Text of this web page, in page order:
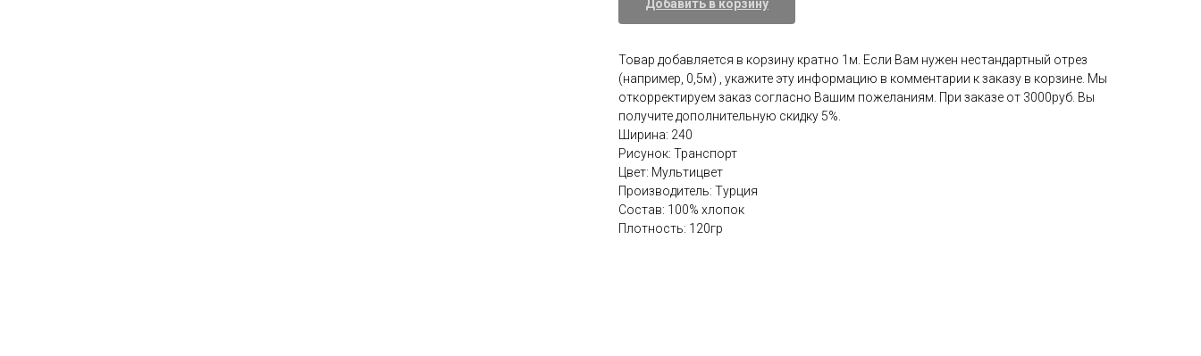
Добавить в корзину
Товар добавляется в корзину кратно 1м. Если Вам нужен нестандартный отрез
(например, 0,5м) , укажите эту информацию в комментарии к заказу в корзине. Мы
откорректируем заказ согласно Вашим пожеланиям. При заказе от 3000руб. Вы
получите дополнительную скидку 5%.
Ширина: 240
Рисунок: Транспорт
Цвет: Мультицвет
Производитель: Турция
Состав: 100% хлопок
Плотность: 120гр